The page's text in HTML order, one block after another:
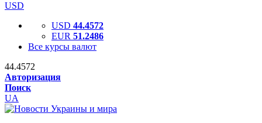
USD
USD 44.4572
EUR 51.2486
Все курсы валют
44.4572
Авторизация
Поиск
UA